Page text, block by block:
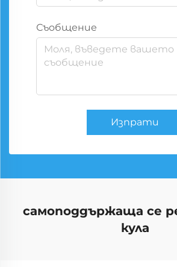
Съобщение
Изпрати
самоподдържаща се
кула